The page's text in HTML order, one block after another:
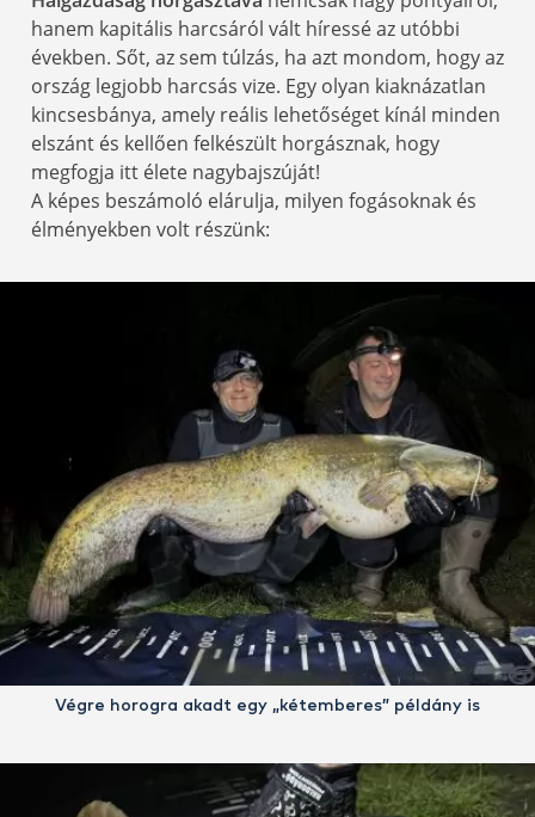
hanem kapitális harcsáról vált híressé az utóbbi
években. Sőt, az sem túlzás, ha azt mondom, hogy az
ország legjobb harcsás vize. Egy olyan kiaknázatlan
kincsesbánya, amely reális lehetőséget kínál minden
elszánt és kellően felkészült horgásznak, hogy
megfogja itt élete nagybajszúját!
A képes beszámoló elárulja, milyen fogásoknak és
élményekben volt részünk:
Végre horogra akadt egy „kétemberes” példány is